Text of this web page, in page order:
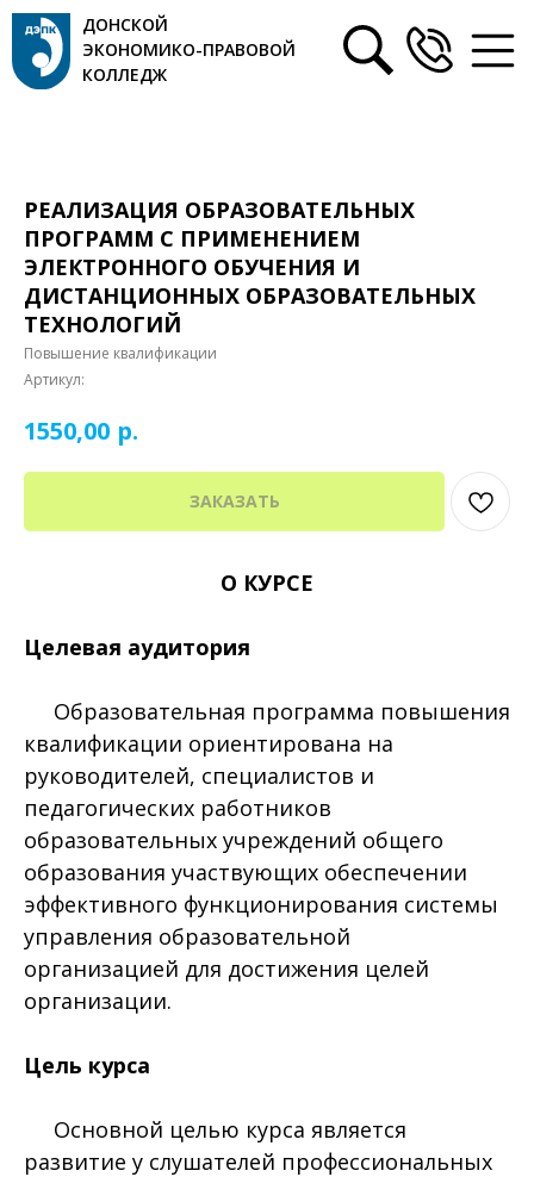
ДОНСКОЙ
ЭКОНОМИКО-ПРАВОВОЙ
КОЛЛЕДЖ
РЕАЛИЗАЦИЯ ОБРАЗОВАТЕЛЬНЫХ
ПРОГРАММ С ПРИМЕНЕНИЕМ
ЭЛЕКТРОННОГО ОБУЧЕНИЯ И
ДИСТАНЦИОННЫХ ОБРАЗОВАТЕЛЬНЫХ
ТЕХНОЛОГИЙ
Повышение квалификации
Артикул:
1550,00 р.
ЗАКАЗАТЬ
О КУРСЕ
Целевая аудитория
Образовательная программа повышения
квалификации ориентирована на
руководителей, специалистов и
педагогических работников
образовательных учреждений общего
образования участвующих обеспечении
эффективного функционирования системы
управления образовательной
организацией для достижения целей
организации.
Цель курса
Основной целью курса является
развитие у слушателей профессиональных